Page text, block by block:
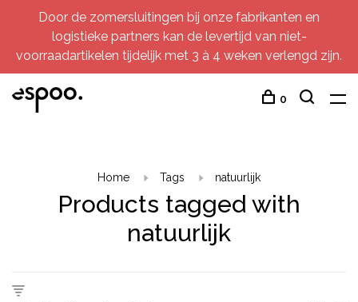
Door de zomersluitingen bij onze fabrikanten en
logistieke partners kan de levertijd van niet-
voorraadartikelen tijdelijk met 3 à 4 weken verlengd zijn.
0
Home Tags natuurlijk
Products tagged with
natuurlijk